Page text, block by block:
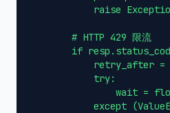
raise
        # HTTP 429 限流
if
retry_after
            try:
wait =
except